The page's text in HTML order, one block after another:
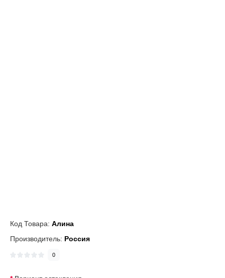
Код Товара: Алина
Производитель: Россия
0